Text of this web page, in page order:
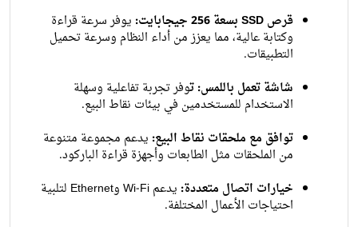
قرص SSD بسعة 256 جيجابايت:
يوفر سرعة قراءة
وكتابة عالية، مما يعزز من أداء النظام وسرعة تحميل
التطبيقات.
شاشة تعمل باللمس: توفر تجربة تفاعلية وسهلة
الاستخدام للمستخدمين في بيئات نقاط البيع.
توافق مع ملحقات نقاط البيع: يدعم مجموعة متنوعة
من الملحقات مثل الطابعات وأجهزة قراءة الباركود.
خيارات اتصال متعددة:
يدعم Wi-Fi وEthernet لتلبية
احتياجات الأعمال المختلفة.